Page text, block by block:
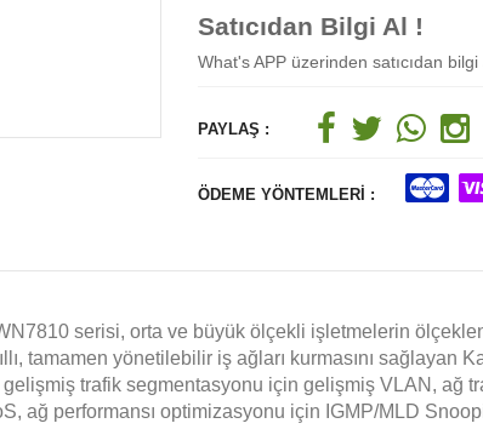
Satıcıdan Bilgi Al !
What's APP üzerinden satıcıdan
PAYLAŞ :
ÖDEME YÖNTEMLERI :
serisi, orta ve büyük ölçekli işletmelerin
tamamen yönetilebilir iş ağları kurmasını sağlayan
gelişmiş trafik segmentasyonu için gelişmiş VLAN, ağ
ağ performansı optimizasyonu için IGMP/MLD